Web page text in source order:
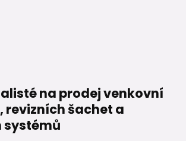
na prodej venkovní
revizních šachet a
systémů